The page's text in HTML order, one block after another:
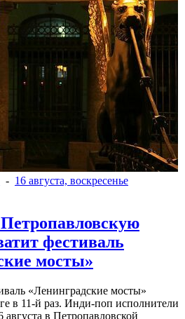
- 16 августа, воскресенье
фестиваль
мосты»
«Ленинградские мосты»
в 11-й раз. Инди-поп исполнители
августа в Петропавловской